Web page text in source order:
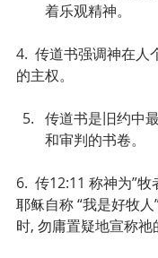
着乐观精神。
4.  传道书强调神在人
的主权。
传道书是旧约中
和审判的书卷。
6.  传12:11 称神为”牧
耶稣自称 “我是好牧人
时, 勿庸置疑地宣称祂